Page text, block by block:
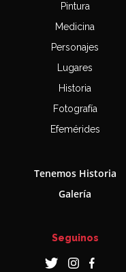
Pintura
Medicina
Personajes
Lugares
Historia
Fotografía
Efemérides
Tenemos Historia
Galería
Seguinos